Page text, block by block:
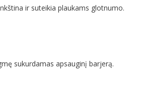
ir suteikia plaukams glotnumo.
sukurdamas apsauginį barjerą.